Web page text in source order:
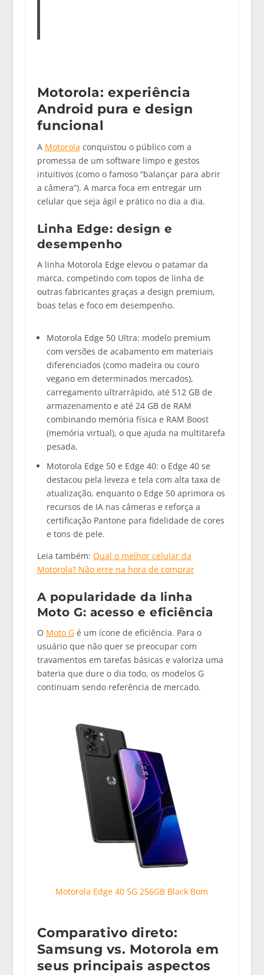
Motorola: experiência
Android pura e design
funcional
A Motorola conquistou o público com a
promessa de um software limpo e gestos
intuitivos (como o famoso “balançar para abrir
a câmera”). A marca foca em entregar um
celular que seja ágil e prático no dia a dia.
Linha Edge: design e
desempenho
A linha Motorola Edge elevou o patamar da
marca, competindo com topos de linha de
outras fabricantes graças a design premium,
boas telas e foco em desempenho.
Motorola Edge 50 Ultra: modelo premium
com versões de acabamento em materiais
diferenciados (como madeira ou couro
vegano em determinados mercados),
carregamento ultrarrápido, até 512 GB de
armazenamento e até 24 GB de RAM
combinando memória física e RAM Boost
(memória virtual), o que ajuda na multitarefa
pesada.
Motorola Edge 50 e Edge 40: o Edge 40 se
destacou pela leveza e tela com alta taxa de
atualização, enquanto o Edge 50 aprimora os
recursos de IA nas câmeras e reforça a
certificação Pantone para fidelidade de cores
e tons de pele.
Leia também: Qual o melhor celular da
Motorola? Não erre na hora de comprar
A popularidade da linha
Moto G: acesso e eficiência
O Moto Gé um ícone de eficiência. Para o
usuário que não quer se preocupar com
travamentos em tarefas básicas e valoriza uma
bateria que dure o dia todo, os modelos G
continuam sendo referência de mercado.
Motorola Edge 40 5G 256GB Black Bom
Comparativo direto:
Samsung vs. Motorola em
seus principais aspectos